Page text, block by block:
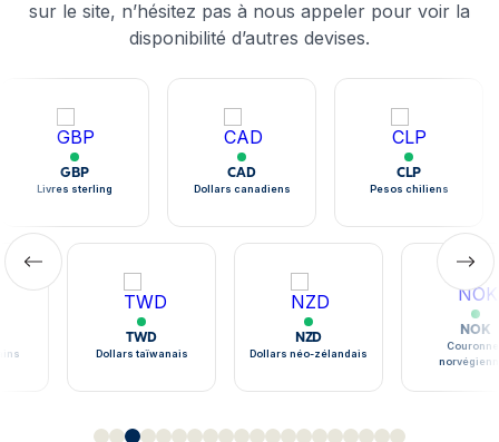
sur le site, n’hésitez pas à nous appeler pour voir la
disponibilité d’autres devises.
GBP
Livres sterling
CAD
Dollars canadiens
CLP
Pesos chiliens
TWD
Dollars taïwanais
NZD
Dollars néo-zélandais
NOK